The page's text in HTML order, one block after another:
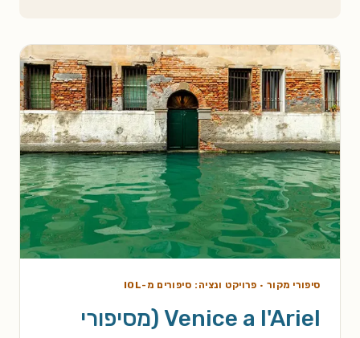
סיפורי מקור· פרויקט ונציה: סיפורים מ-IOL
Venice a l'Ariel (מסיפורי